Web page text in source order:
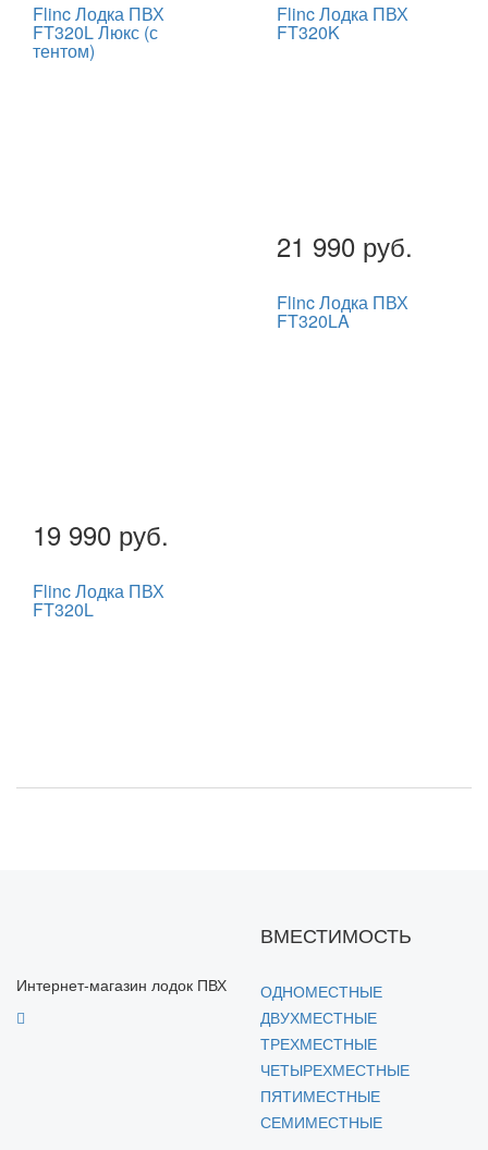
Flinc Лодка ПВХ
FT320L Люкс (с
тентом)
Flinc Лодка ПВХ
FT320K
21 990 руб.
Flinc Лодка ПВХ
FT320LA
19 990 руб.
Flinc Лодка ПВХ
FT320L
Интернет-магазин лодок ПВХ
ВМЕСТИМОСТЬ
ОДНОМЕСТНЫЕ
ДВУХМЕСТНЫЕ
ТРЕХМЕСТНЫЕ
ЧЕТЫРЕХМЕСТНЫЕ
ПЯТИМЕСТНЫЕ
СЕМИМЕСТНЫЕ